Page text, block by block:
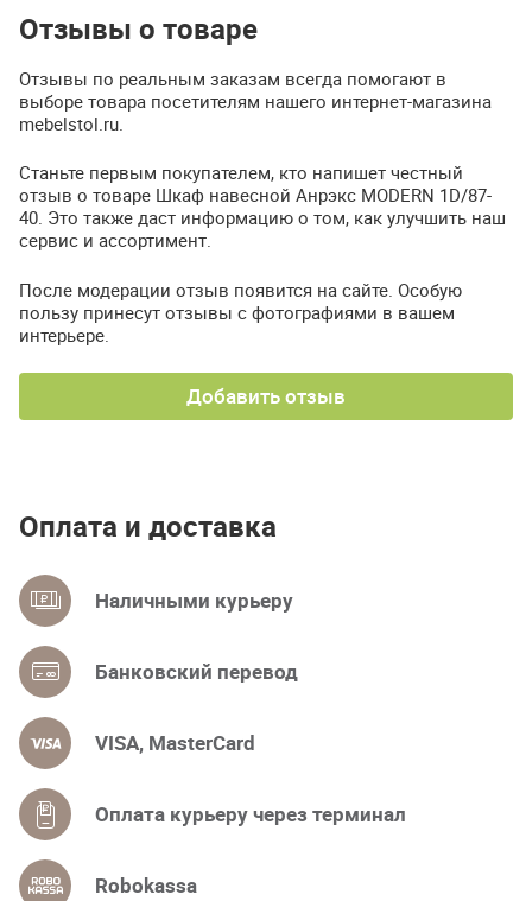
Отзывы о товаре
Отзывы по реальным заказам всегда помогают в
выборе товара посетителям нашего интернет-магазина
mebelstol.ru.
Станьте первым покупателем, кто напишет честный
отзыв о товаре Шкаф навесной Анрэкс MODERN 1D/87-
40. Это также даст информацию о том, как улучшить наш
сервис и ассортимент.
После модерации отзыв появится на сайте. Особую
пользу принесут отзывы с фотографиями в вашем
интерьере.
Добавить отзыв
Оплата и доставка
Наличными курьеру
Банковский перевод
VISA, MasterCard
Оплата курьеру через терминал
Robokassa